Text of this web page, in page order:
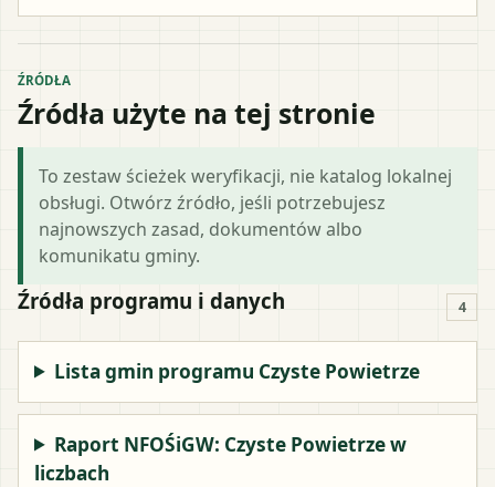
ŹRÓDŁA
Źródła użyte na tej stronie
To zestaw ścieżek weryfikacji, nie katalog lokalnej
obsługi. Otwórz źródło, jeśli potrzebujesz
najnowszych zasad, dokumentów albo
komunikatu gminy.
Źródła programu i danych 4
Lista gmin programu Czyste Powietrze
Raport NFOŚiGW: Czyste Powietrze w
liczbach